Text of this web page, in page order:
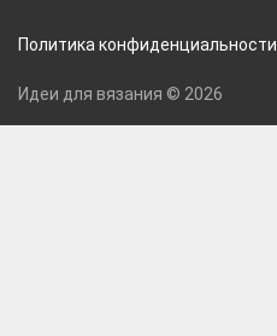
Политика конфиденциальности
Идеи для вязания © 2026